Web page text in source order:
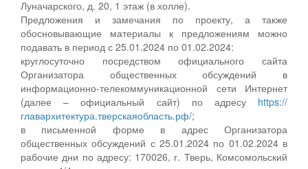
Луначарского, д. 20, 1 этаж (в холле).
Предложения и замечания по проекту, а также
обосновывающие материалы к предложениям можно
подавать в период с 25.01.2024 по 01.02.2024:
круглосуточно посредством официального сайта
Организатора общественных обсуждений в
информационно-телекоммуникационной сети Интернет
(далее – официальный сайт) по адресу https://
главархитектура.тверскаяобласть.рф/;
в письменной форме в адрес Организатора
общественных обсуждений с 25.01.2024 по 01.02.2024 в
рабочие дни по адресу: 170026, г. Тверь, Комсомольский